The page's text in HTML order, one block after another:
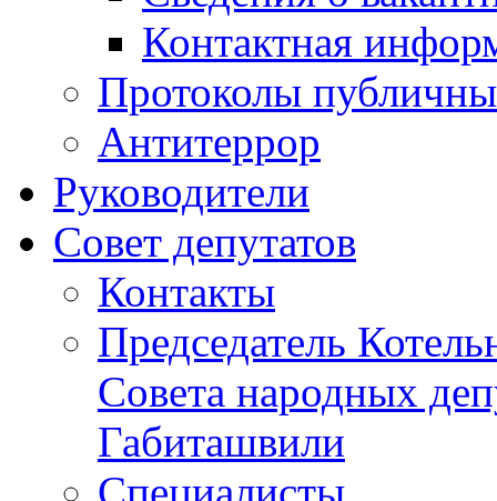
Контактная
Протоколы
Антитеррор
Руководители
Совет депутатов
Контакты
Председатель
Совета народных
Габиташвили